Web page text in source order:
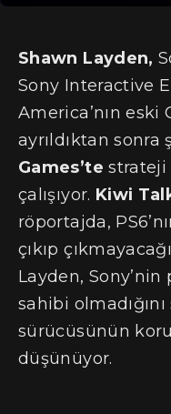
Shawn Layden,
Sony Interactive
America’nın eski
ayrıldıktan sonra
Games’te strateji
çalışıyor. Kiwi
röportajda,
çıkıp
Layden,
sahibi
sürücüsünün
düşünüyor.